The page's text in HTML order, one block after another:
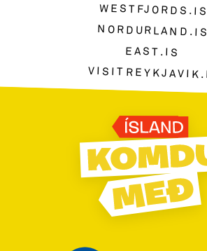
WESTFJORDS.IS
NORDURLAND.IS
EAST.IS